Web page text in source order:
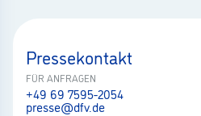
Pressekontakt
FÜR ANFRAGEN
+49 69 7595-2054
presse@dfv.de